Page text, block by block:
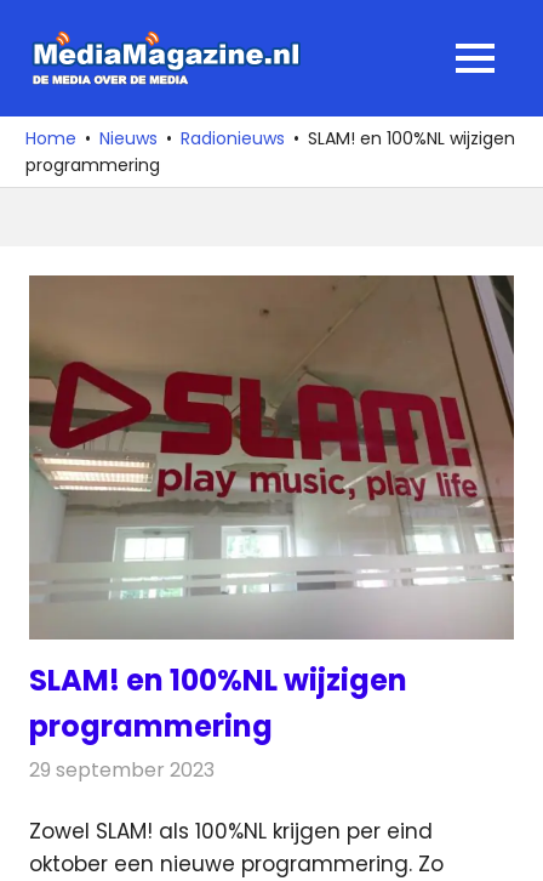
naar
media
over
de
MENU
Home Nieuws Radionieuws
SLAM! en 100%NL wijzigen
programmering
SLAM! en 100%NL wijzigen
programmering
29 september 2023
Zowel SLAM! als 100%NL krijgen per eind
oktober een nieuwe programmering. Zo